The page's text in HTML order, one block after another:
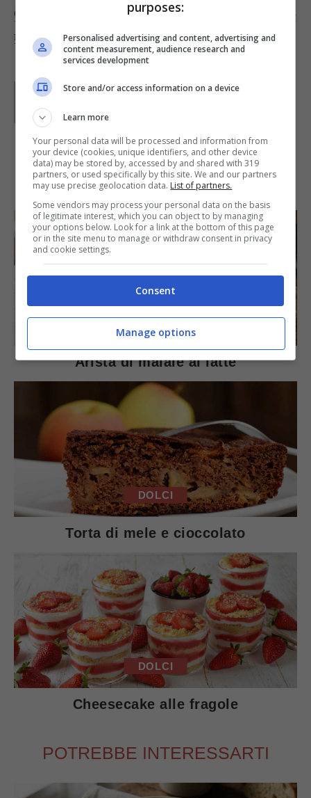
Con le castagne puoi preparare anche uno squisito
risotto
con le erbe aromatiche. Foto diMarius!!
Parole diKati Irrente
d’autore.
IN PRIMO PIANO
Arista di maiale al latte
DOLCI
Torta di mele e cioccolato
DOLCI
Cheesecake alle fragole
POTREBBE INTERESSARTI
purposes:
Personalised advertising and content, advertising and
content measurement, audience research and
services development
Store and/or access information on a device
Learn more
Your personal data will be processed and information from
your device (cookies, unique identifiers, and other device
data) may be stored by, accessed by and shared with 319
partners, or used specifically by this site. We and our partners
may use precise geolocation data. List of partners.
Some vendors may process your personal data on the basis
of legitimate interest, which you can object to by managing
your options below. Look for a link at the bottom of this page
or in the site menu to manage or withdraw consent in privacy
and cookie settings.
Consent
Manage options